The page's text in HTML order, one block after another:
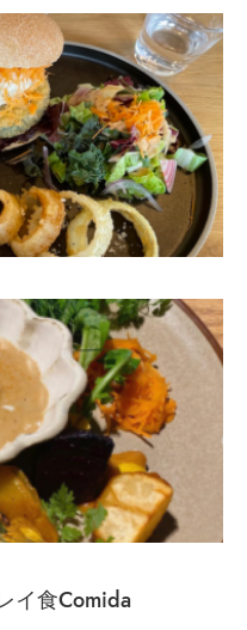
イ食Comida